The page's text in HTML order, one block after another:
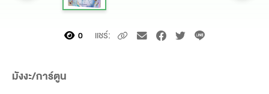
0 แชร์:
มังงะ/การ์ตูน